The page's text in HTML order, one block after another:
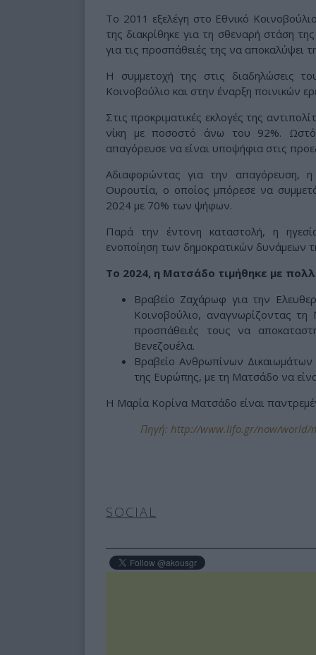
Το 2011 εξελέγη στο Εθνικό
της διακρίθηκε για τη σθεναρή στάση
για τις προσπάθειές της να αποκαλύψει
Η συμμετοχή της στις διαδηλώσεις
Κοινοβούλιο και στην έναρξη ποινικών
Στις προκριματικές εκλογές της
νίκη με ποσοστό άνω του 92%.
απαγόρευσε να είναι υποψήφια στις
Αδιαφορώντας για την απαγόρευση,
Ουρουτία, ο οποίος μπόρεσε να
2024 με 70% των ψήφων.
Παρά την έντονη καταστολή, η
ενοποίηση των δημοκρατικών δυνάμεων
Το 2024, η Ματσάδο τιμήθηκε με
Βραβείο Ζαχάρωφ για την
Κοινοβούλιο, αναγνωρίζοντας
προσπάθειές τους να
Βενεζουέλα.
Βραβείο Ανθρωπίνων
της Ευρώπης, με τη Ματσάδο να
Η Μαρία Κορίνα Ματσάδο είναι
Πηγή: http://www.lifo.gr/now/world/
SOCIAL